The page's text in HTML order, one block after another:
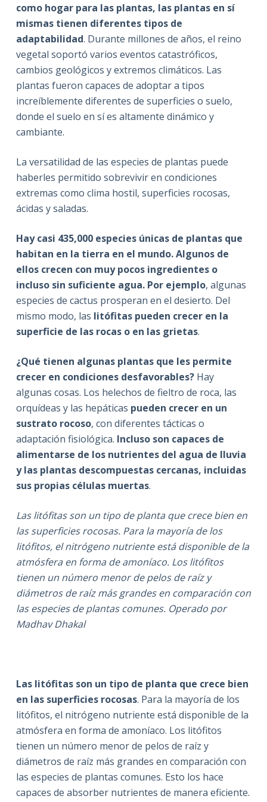
como hogar para las plantas, las plantas en sí
mismas tienen diferentes tipos de
adaptabilidad. Durante millones de años, el reino
vegetal soportó varios eventos catastróficos,
cambios geológicos y extremos climáticos. Las
plantas fueron capaces de adoptar a tipos
increíblemente diferentes de superficies o suelo,
donde el suelo en sí es altamente dinámico y
cambiante.
La versatilidad de las especies de plantas puede
haberles permitido sobrevivir en condiciones
extremas como clima hostil, superficies rocosas,
ácidas y saladas.
Hay casi 435,000 especies únicas de plantas que
habitan en la tierra en el mundo. Algunos de
ellos crecen con muy pocos ingredientes o
incluso sin suficiente agua. Por ejemplo, algunas
especies de cactus prosperan en el desierto. Del
mismo modo, las litófitas pueden crecer en la
superficie de las rocas o en las grietas.
¿Qué tienen algunas plantas que les permite
crecer en condiciones desfavorables?Hay
algunas cosas. Los helechos de fieltro de roca, las
orquídeas y las hepáticas pueden crecer en un
sustrato rocoso, con diferentes tácticas o
adaptación fisiológica. Incluso son capaces de
alimentarse de los nutrientes del agua de lluvia
y las plantas descompuestas cercanas, incluidas
sus propias células muertas.
Las litófitas son un tipo de planta que crece bien en
las superficies rocosas. Para la mayoría de los
litófitos, el nitrógeno nutriente está disponible de la
atmósfera en forma de amoníaco. Los litófitos
tienen un número menor de pelos de raíz y
diámetros de raíz más grandes en comparación con
las especies de plantas comunes. Operado por
Madhav Dhakal
Las litófitas son un tipo de planta que crece bien
en las superficies rocosas. Para la mayoría de los
litófitos, el nitrógeno nutriente está disponible de la
atmósfera en forma de amoníaco. Los litófitos
tienen un número menor de pelos de raíz y
diámetros de raíz más grandes en comparación con
las especies de plantas comunes. Esto los hace
capaces de absorber nutrientes de manera eficiente.